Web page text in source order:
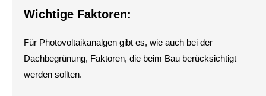
Wichtige Faktoren:
Für Photovoltaikanalgen gibt es, wie auch bei der
Dachbegrünung, Faktoren, die beim Bau berücksichtigt
werden sollten.